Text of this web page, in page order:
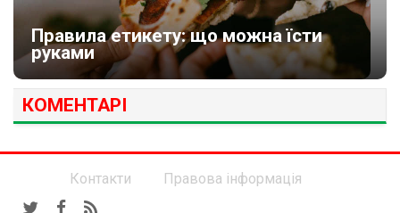
Правила етикету: що можна їсти
руками
КОМЕНТАРІ
Контакти Правова інформація